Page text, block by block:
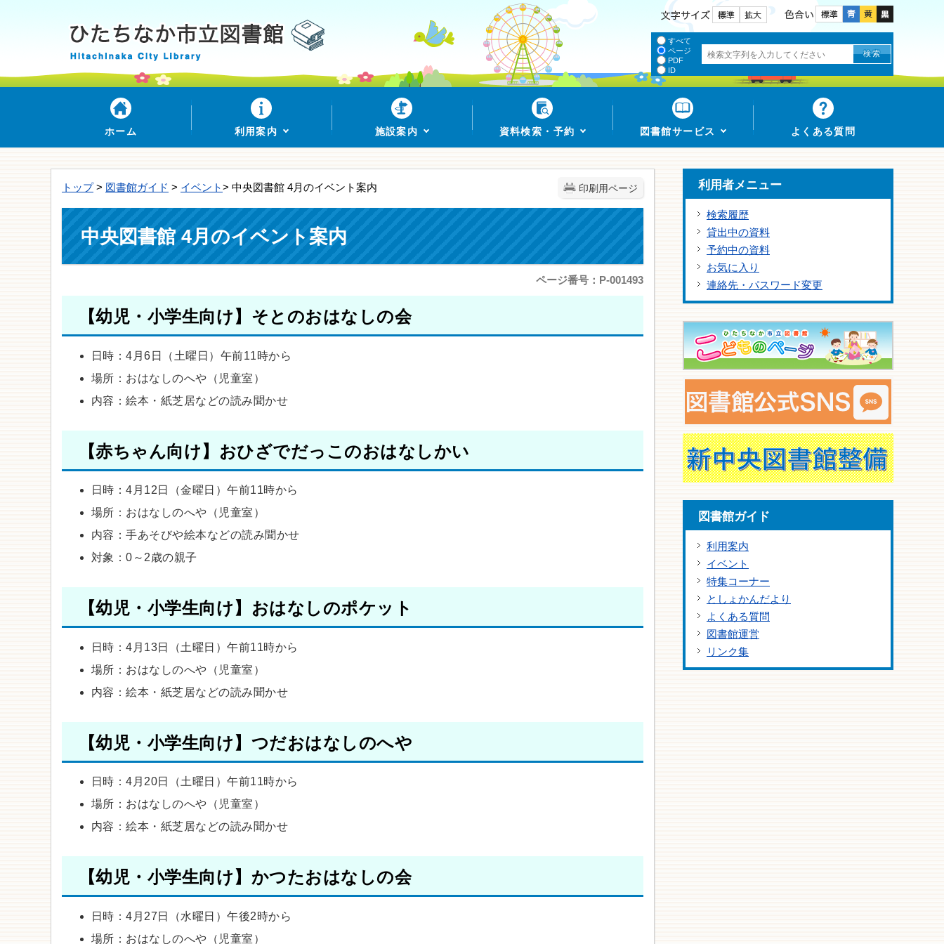
色合い
文字サイズ
すべて
ページ
PDF
ID
ホーム 利用案内 施設案内 資料検索・予約 図書館サービス よくある質問
印刷用ページ
トップ> 図書館ガイド > イベント> 中央図書館 4月のイベント案内
中央図書館 4月のイベント案内
ページ番号：P-001493
【幼児・小学生向け】そとのおはなしの会
日時：4月6日（土曜日）午前11時から
場所：おはなしのへや（児童室）
内容：絵本・紙芝居などの読み聞かせ
【赤ちゃん向け】おひざでだっこのおはなしかい
日時：4月12日（金曜日）午前11時から
場所：おはなしのへや（児童室）
内容：手あそびや絵本などの読み聞かせ
対象：0～2歳の親子
【幼児・小学生向け】おはなしのポケット
日時：4月13日（土曜日）午前11時から
場所：おはなしのへや（児童室）
内容：絵本・紙芝居などの読み聞かせ
【幼児・小学生向け】つだおはなしのへや
日時：4月20日（土曜日）午前11時から
場所：おはなしのへや（児童室）
内容：絵本・紙芝居などの読み聞かせ
【幼児・小学生向け】かつたおはなしの会
日時：4月27日（水曜日）午後2時から
場所：おはなしのへや（児童室）
利用者メニュー
検索履歴
貸出中の資料
予約中の資料
お気に入り
連絡先・パスワード変更
図書館ガイド
利用案内
イベント
特集コーナー
としょかんだより
よくある質問
図書館運営
リンク集